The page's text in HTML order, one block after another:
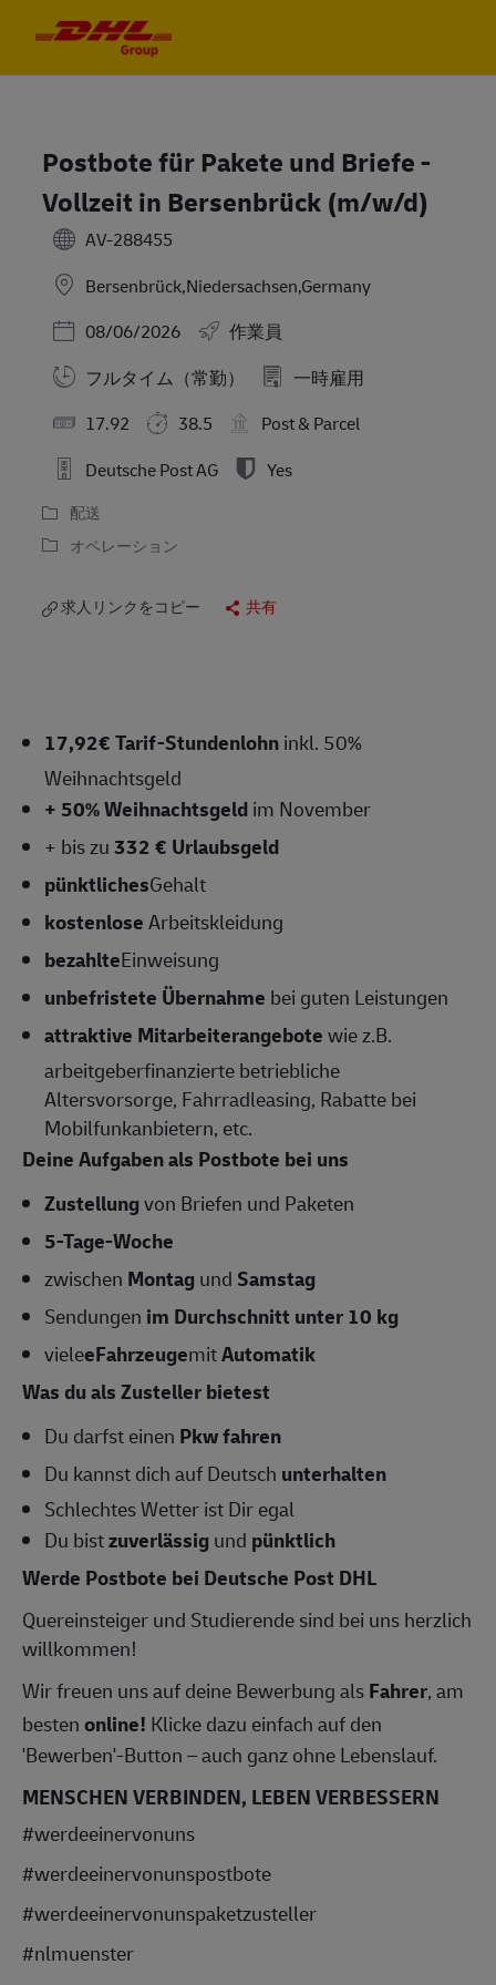
Postbote für Pakete und Briefe -
Vollzeit in Bersenbrück (m/w/d)
AV-288455
Bersenbrück,Niedersachsen,Germany
Posted Date
08/06/2026
作業員
フルタイム（常勤）
一時雇用
17.92
38.5
Post & Parcel
Deutsche Post AG
Yes
配送
オペレーション
求人リンクをコピー 共有
17,92€ Tarif-Stundenlohninkl. 50%
Weihnachtsgeld
+ 50% Weihnachtsgeldim November
+ bis zu332 € Urlaubsgeld
pünktlichesGehalt
kostenloseArbeitskleidung
bezahlteEinweisung
unbefristete Übernahme bei guten Leistungen
attraktive Mitarbeiterangebotewie z.B.
arbeitgeberfinanzierte betriebliche
Altersvorsorge, Fahrradleasing, Rabatte bei
Mobilfunkanbietern, etc.
Deine Aufgaben als Postbote bei uns
Zustellungvon Briefen und Paketen
5-Tage-Woche
zwischen MontagundSamstag
Sendungen im Durchschnitt unter 10 kg
vieleeFahrzeugemitAutomatik
Was du als Zusteller bietest
Du darfst einen Pkw fahren
Du kannst dich auf Deutsch unterhalten
Schlechtes Wetter ist Dir egal
Du bistzuverlässigund pünktlich
Werde Postbote bei Deutsche Post DHL
Quereinsteiger und Studierende sind bei uns herzlich
willkommen!
Wir freuen uns auf deine Bewerbung alsFahrer, am
bestenonline! Klicke dazu einfach auf den
'Bewerben'-Button – auch ganz ohne Lebenslauf.
MENSCHEN VERBINDEN, LEBEN VERBESSERN
#werdeeinervonuns
#werdeeinervonunspostbote
#werdeeinervonunspaketzusteller
#nlmuenster